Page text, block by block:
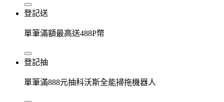
登記送
單筆滿額最高送488P幣
登記抽
單筆滿888元抽科沃斯全能掃拖機器人